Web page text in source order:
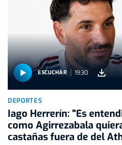
ESCUCHAR 19:30
DEPORTES
Iago Herrerín: "Es
como Agirrezabala
castañas fuera de del